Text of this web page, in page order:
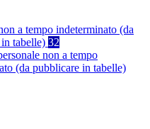
a tempo indeterminato (da
tabelle) 32
non a tempo
(da pubblicare in tabelle)